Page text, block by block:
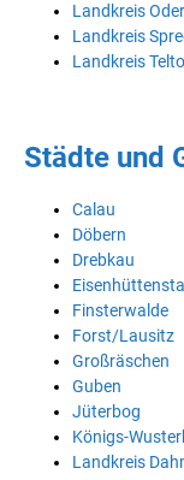
Landkreis
Landkreis
Landkreis
Städte und
Calau
Döbern
Drebkau
Finsterwalde
Forst/Lausitz
Großräschen
Guben
Jüterbog
Königs-
Landkreis